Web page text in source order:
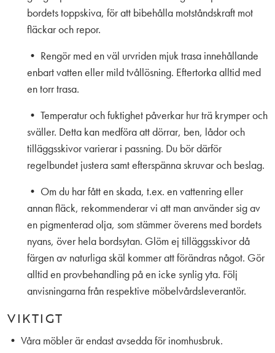
bordets toppskiva, för att bibehålla motståndskraft mot
fläckar och repor.
• Rengör med en väl urvriden mjuk trasa innehållande
enbart vatten eller mild tvållösning. Eftertorka alltid med
en torr trasa.
• Temperatur och fuktighet påverkar hur trä krymper och
sväller. Detta kan medföra att dörrar, ben, lådor och
tilläggsskivor varierar i passning. Du bör därför
regelbundet justera samt efterspänna skruvar och beslag.
• Om du har fått en skada, t.ex. en vattenring eller
annan fläck, rekommenderar vi att man använder sig av
en pigmenterad olja, som stämmer överens med bordets
nyans, över hela bordsytan. Glöm ej tilläggsskivor då
färgen av naturliga skäl kommer att förändras något. Gör
alltid en provbehandling på en icke synlig yta. Följ
anvisningarna från respektive möbelvårdsleverantör.
VIKTIGT
• Våra möbler är endast avsedda för inomhusbruk.